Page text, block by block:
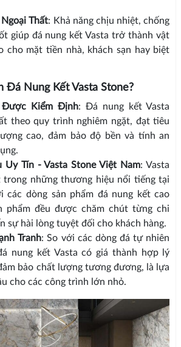
Thất: Khả năng chịu nhiệt, chống
giúp đá nung kết Vasta trở thành vật
cho mặt tiền nhà, khách sạn hay biệt
Đá Nung Kết Vasta Stone?
Được Kiểm Định: Đá nung kết Vasta
theo quy trình nghiêm ngặt, đạt tiêu
cao, đảm bảo độ bền và tính an
Uy Tín - Vasta Stone Việt Nam: Vasta
trong những thương hiệu nổi tiếng tại
các dòng sản phẩm đá nung kết cao
phẩm đều được chăm chút từng chi
sự hài lòng tuyệt đối cho khách hàng.
Tranh: So với các dòng đá tự nhiên
nung kết Vasta có giá thành hợp lý
bảo chất lượng tương đương, là lựa
cho các công trình lớn nhỏ.